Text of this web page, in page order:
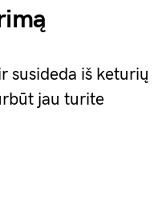
susideda iš keturių
jau turite